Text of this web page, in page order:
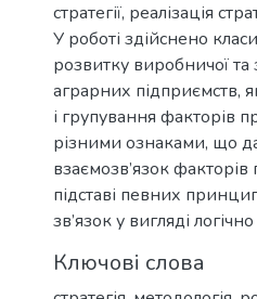
стратегії, реалізація
У роботі здійснено
розвитку виробничої та
аграрних підприємств,
і групування факторів
різними ознаками, що
взаємозв’язок факторів
підставі певних
зв’язок у вигляді
Ключові слова